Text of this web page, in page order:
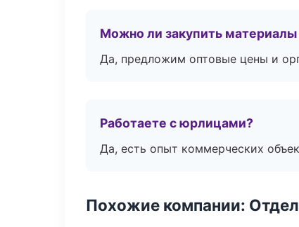
Можно ли закупить материалы
Да, предложим оптовые цены и
Работаете с юрлицами?
Да, есть опыт коммерческих
Похожие компании: